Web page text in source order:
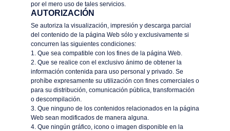
por el mero uso de tales servicios.
AUTORIZACIÓN
Se autoriza la visualización, impresión y descarga parcial
del contenido de la página Web sólo y exclusivamente si
concurren las siguientes condiciones:
1. Que sea compatible con los fines de la página Web.
2. Que se realice con el exclusivo ánimo de obtener la
información contenida para uso personal y privado. Se
prohíbe expresamente su utilización con fines comerciales o
para su distribución, comunicación pública, transformación
o descompilación.
3. Que ninguno de los contenidos relacionados en la página
Web sean modificados de manera alguna.
4. Que ningún gráfico, icono o imagen disponible en la